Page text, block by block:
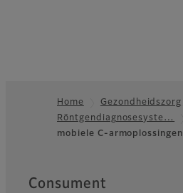
Footer
Home
Gezondheidszorg
Röntgendiagnosesyste…
mobiele C-armoplossingen
Quick Links
Consument